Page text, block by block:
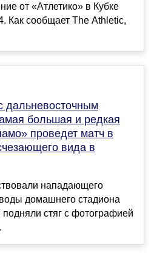
от «Атлетико» в Кубке
Как сообщает The Athletic,
дальневосточным
большая и редкая
проведет матч в
вида в
нападающего
домашнего стадиона
стяг с фотографией